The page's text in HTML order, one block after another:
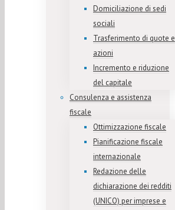
Domiciliazione di sedi
sociali
Trasferimento di quote e
azioni
Incremento e riduzione
del capitale
Consulenza e assistenza
fiscale
Ottimizzazione fiscale
Pianificazione fiscale
internazionale
Redazione delle
dichiarazione dei redditi
(UNICO) per imprese e